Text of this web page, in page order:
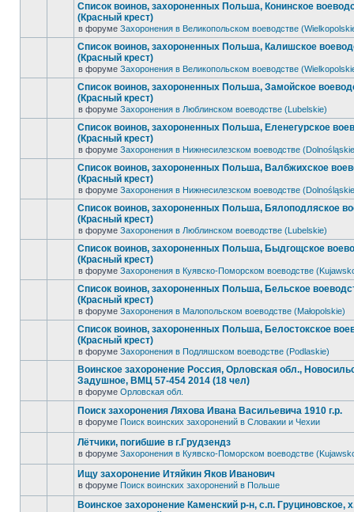
Список воинов, захороненных Польша, Конинское
(Красный крест)
в форуме Захоронения в Великопольском воеводстве
Список воинов, захороненных Польша, Калишское
(Красный крест)
в форуме Захоронения в Великопольском воеводстве
Список воинов, захороненных Польша, Замойское
(Красный крест)
в форуме Захоронения в Люблинском воеводстве (Lubelskie)
Список воинов, захороненных Польша, Еленегурское
(Красный крест)
в форуме Захоронения в Нижнесилезском воеводстве
Список воинов, захороненных Польша, Валбжихское
(Красный крест)
в форуме Захоронения в Нижнесилезском воеводстве
Список воинов, захороненных Польша, Бялоподляское
(Красный крест)
в форуме Захоронения в Люблинском воеводстве (Lubelskie)
Список воинов, захороненных Польша, Быдгощское
(Красный крест)
в форуме Захоронения в Куявско-Поморском воеводстве
Список воинов, захороненных Польша, Бельское
(Красный крест)
в форуме Захоронения в Малопольском воеводстве (Małopolskie)
Список воинов, захороненных Польша, Белостокское
(Красный крест)
в форуме Захоронения в Подляшском воеводстве (Podlaskie)
Воинское захоронение Россия, Орловская обл.,
Задушное, ВМЦ 57-454 2014 (18 чел)
в форуме Орловская обл.
Поиск захоронения Ляхова Ивана Васильевича 1910 г.р.
в форуме Поиск воинских захоронений в Словакии и Чехии
Лётчики, погибшие в г.Грудзендз
в форуме Захоронения в Куявско-Поморском воеводстве
Ищу захоронение Итяйкин Яков Иванович
в форуме Поиск воинских захоронений в Польше
Воинское захоронение Каменский р-н, с.п. Груциновское,